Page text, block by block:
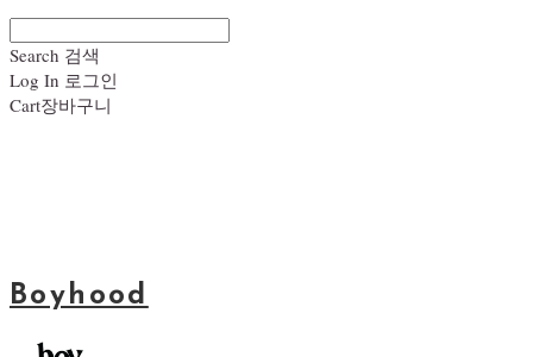
Search 검색
Log In 로그인
Cart장바구니
Boyhood